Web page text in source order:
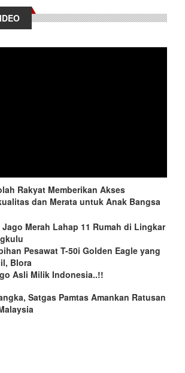
Rakyat Memberikan Akses
dan Merata untuk Anak Bangsa
Merah Lahap 11 Rumah di Lingkar
Pesawat T-50i Golden Eagle yang
Blora
Asli Milik Indonesia..!!
Satgas Pamtas Amankan Ratusan